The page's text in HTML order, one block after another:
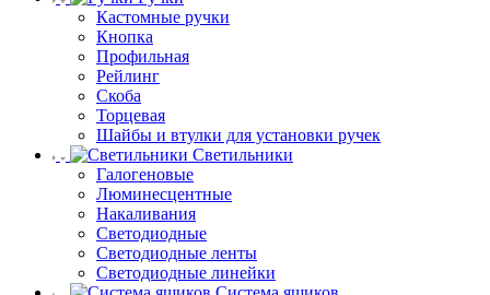
Кастомные ручки
Кнопка
Профильная
Рейлинг
Скоба
Торцевая
Шайбы и втулки для установки ручек
Светильники
Галогеновые
Люминесцентные
Накаливания
Светодиодные
Светодиодные ленты
Светодиодные линейки